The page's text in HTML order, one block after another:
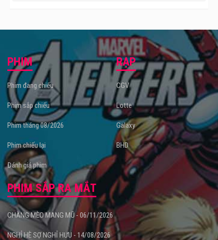
PHIM
Phim đang chiếu
Phim sắp chiếu
Phim tháng 08/2026
Phim chiếu lại
Đánh giá phim
RẠP
CGV
Lotte
Galaxy
BHD
PHIM SẮP RA MẮT
CHÀNG MÈO MANG MŨ - 06/11/2026
NGHỈ HÈ SỢ NGHỈ HƯU - 14/08/2026